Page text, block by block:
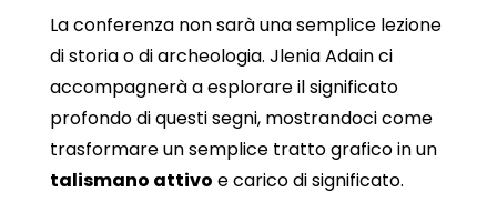
La conferenza non sarà una semplice lezione
di storia o di archeologia. Jlenia Adain ci
accompagnerà a esplorare il significato
profondo di questi segni, mostrandoci come
trasformare un semplice tratto grafico in un
talismano attivo e carico di significato.